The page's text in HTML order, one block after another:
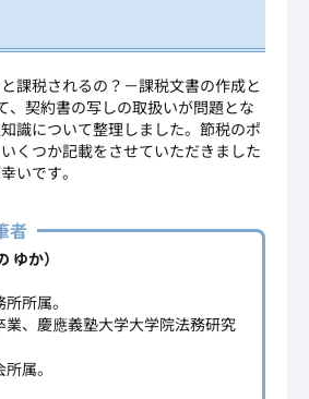
課税されるの？－課税文書の作成と
契約書の写しの取扱いが問題とな
識について整理しました。節税のポ
くつか記載をさせていただきました
いです。
者
ゆか）
所属。
業、慶應義塾大学大学院法務研究
属。